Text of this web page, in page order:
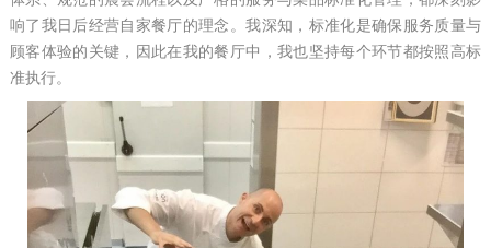
响了我日后经营自家餐厅的理念。我深知，标准化是确保服务质量与
顾客体验的关键，因此在我的餐厅中，我也坚持每个环节都按照高标
准执行。